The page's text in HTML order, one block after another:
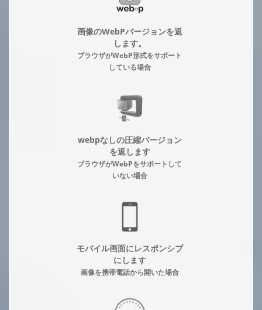
画像のWebPバージョンを返
します。
ブラウザがWebP形式をサポート
している場合
webpなしの圧縮バージョン
を返します
ブラウザがWebPをサポートして
いない場合
モバイル画面にレスポンシブ
にします
画像を携帯電話から開いた場合